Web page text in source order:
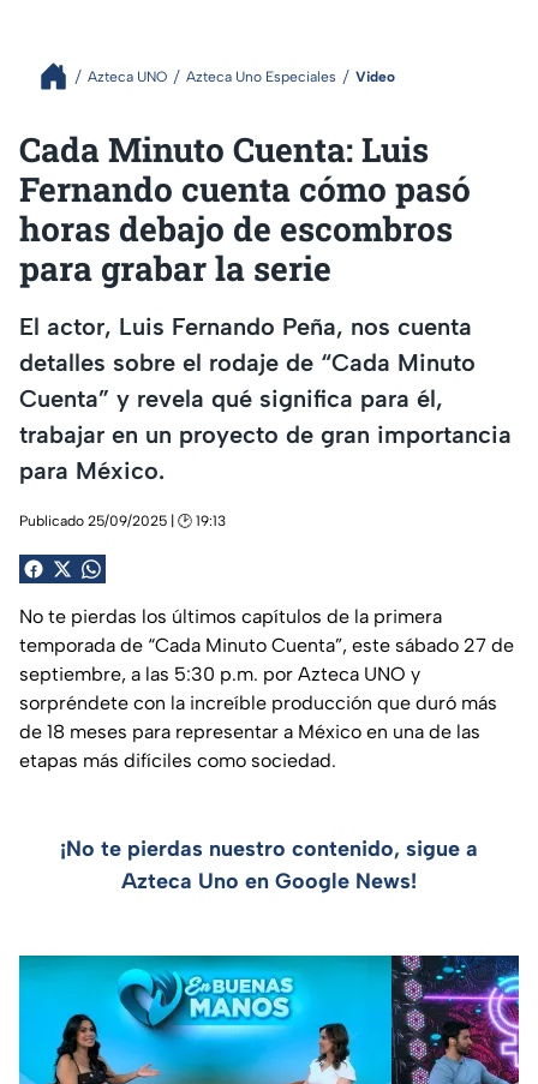
Azteca UNO Azteca Uno Especiales Video
Cada Minuto Cuenta: Luis
Fernando cuenta cómo pasó
horas debajo de escombros
para grabar la serie
El actor, Luis Fernando Peña, nos cuenta
detalles sobre el rodaje de “Cada Minuto
Cuenta” y revela qué significa para él,
trabajar en un proyecto de gran importancia
para México.
Publicado 25/09/2025 | 🕑 19:13
No te pierdas los últimos capítulos de la primera
temporada de “Cada Minuto Cuenta”, este sábado 27 de
septiembre, a las 5:30 p.m. por Azteca UNO y
sorpréndete con la increíble producción que duró más
de 18 meses para representar a México en una de las
etapas más difíciles como sociedad.
¡No te pierdas nuestro contenido, sigue a
Azteca Uno en Google News!